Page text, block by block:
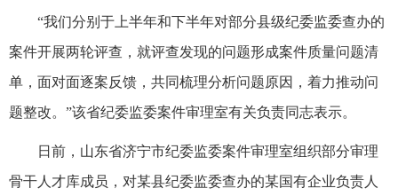
“我们分别于上半年和下半年对部分县级纪委监委查办的
案件开展两轮评查，就评查发现的问题形成案件质量问题清
单，面对面逐案反馈，共同梳理分析问题原因，着力推动问
题整改。”该省纪委监委案件审理室有关负责同志表示。
日前，山东省济宁市纪委监委案件审理室组织部分审理
骨干人才库成员，对某县纪委监委查办的某国有企业负责人